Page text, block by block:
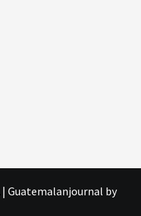
| Guatemalanjournal by